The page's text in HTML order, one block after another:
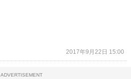
2017年9月22日 15:00
ADVERTISEMENT